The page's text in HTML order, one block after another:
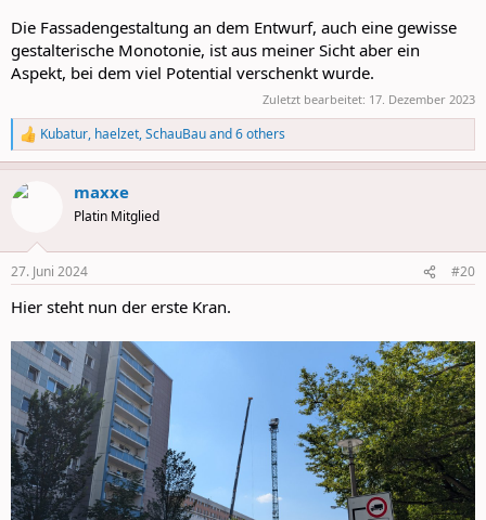
Die Fassadengestaltung an dem Entwurf, auch eine gewisse
gestalterische Monotonie, ist aus meiner Sicht aber ein
Aspekt, bei dem viel Potential verschenkt wurde.
Zuletzt bearbeitet: 17. Dezember 2023
R
e
a
c
s
Kubatur, haelzet,SchauBauand 6 others
maxxe
Platin Mitglied
27. Juni 2024 #20
Hier steht nun der erste Kran.